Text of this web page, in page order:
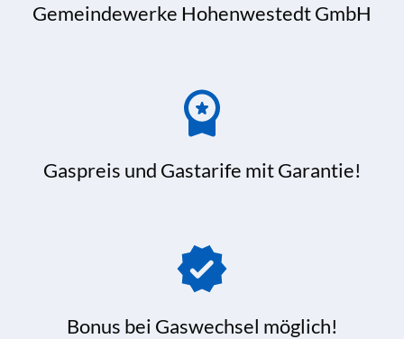
Gemeindewerke Hohenwestedt GmbH
Gaspreis und Gastarife mit Garantie!
Bonus bei Gaswechsel möglich!